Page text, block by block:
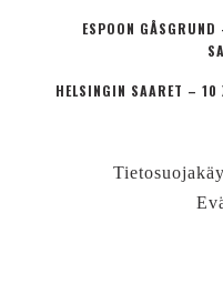
ESPOON
HELSINGIN SAARET – 10